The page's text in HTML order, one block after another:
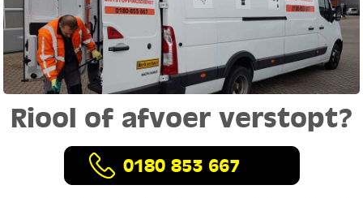
Riool of afvoer verstopt?
0180 853 667